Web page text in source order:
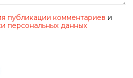
публикации комментариев и
персональных данных